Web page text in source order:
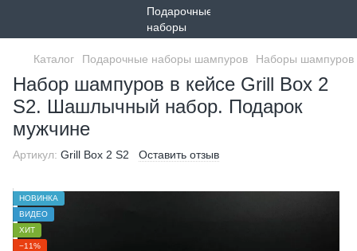
Каталог Подарочные наборы шампуров Наборы шампуров
Набор шампуров в кейсе Grill Box 2
S2. Шашлычный набор. Подарок
мужчине
Артикул: Grill Box 2 S2 Оставить отзыв
НОВИНКА
ВИДЕО
ХИТ
−11%